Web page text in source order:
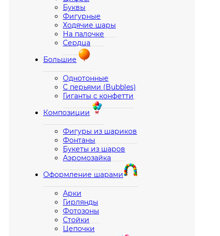
Буквы
Фигурные
Ходячие шары
На палочке
Сердца
Большие
Однотонные
С перьями (Bubbles)
Гиганты с конфетти
Композиции
Фигуры из шариков
Фонтаны
Букеты из шаров
Аэромозайка
Оформление шарами
Арки
Гирлянды
Фотозоны
Стойки
Цепочки